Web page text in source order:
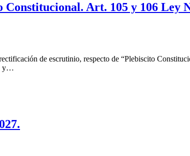
Art. 105 y 106 Ley
de escrutinio, respecto de “Plebiscito
y…